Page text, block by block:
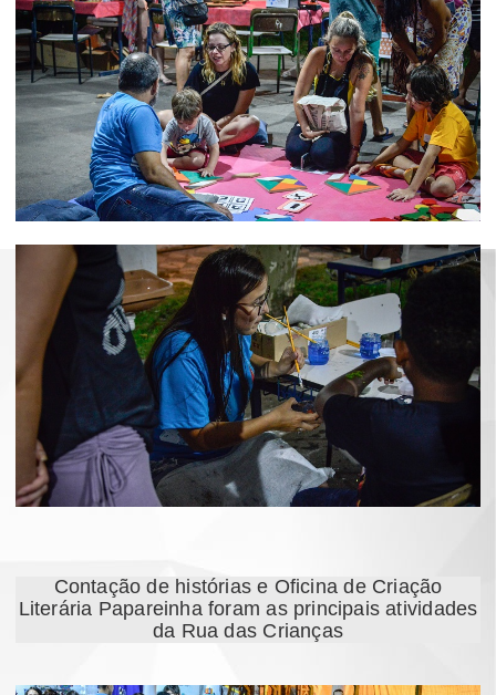
Contação de histórias e Oficina de Criação
Literária Papareinha foram as principais atividades
da Rua das Crianças